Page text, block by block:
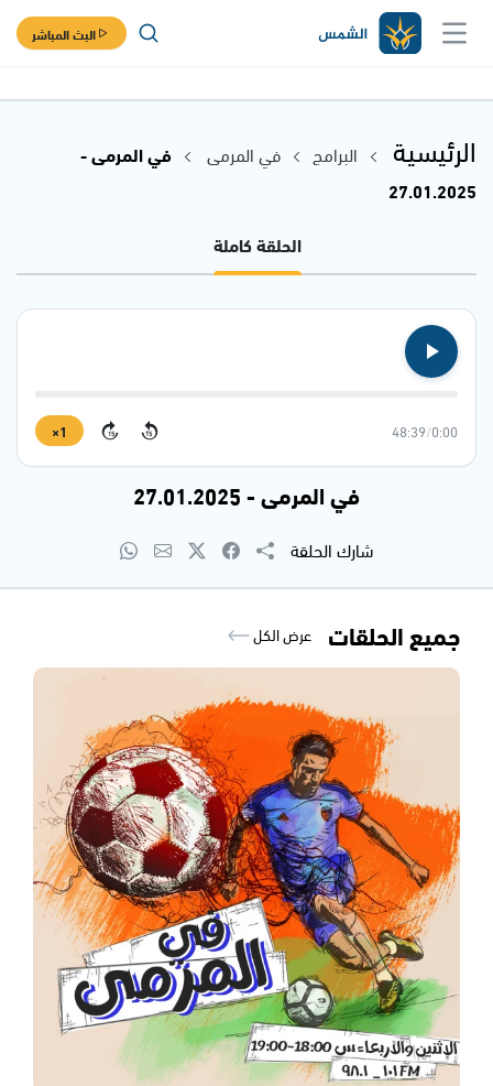
البث المباشر
الرئيسية البرامج في المرمى
في المرمى -
27.01.2025
الحلقة كاملة
0:00
/
48:39
15
15
1×
في المرمى - 27.01.2025
شارك الحلقة
جميع الحلقات عرض الكل